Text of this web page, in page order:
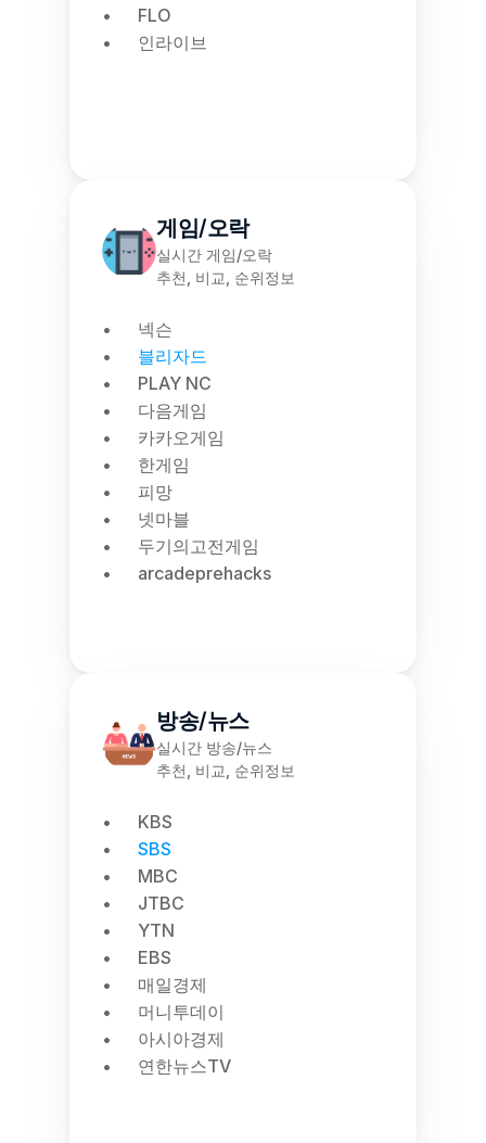
FLO
인라이브
게임/오락
실시간 게임/오락
추천, 비교, 순위정보
넥슨
블리자드
PLAY NC
다음게임
카카오게임
한게임
피망
넷마블
두기의고전게임
arcadeprehacks
방송/뉴스
실시간 방송/뉴스
추천, 비교, 순위정보
KBS
SBS
MBC
JTBC
YTN
EBS
매일경제
머니투데이
아시아경제
연한뉴스TV